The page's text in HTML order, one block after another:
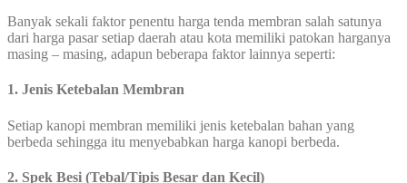
Banyak sekali faktor penentu harga tenda membran salah satunya
dari harga pasar setiap daerah atau kota memiliki patokan harganya
masing – masing, adapun beberapa faktor lainnya seperti:
1. Jenis Ketebalan Membran
Setiap kanopi membran memiliki jenis ketebalan bahan yang
berbeda sehingga itu menyebabkan harga kanopi berbeda.
2. Spek Besi (Tebal/Tipis Besar dan Kecil)